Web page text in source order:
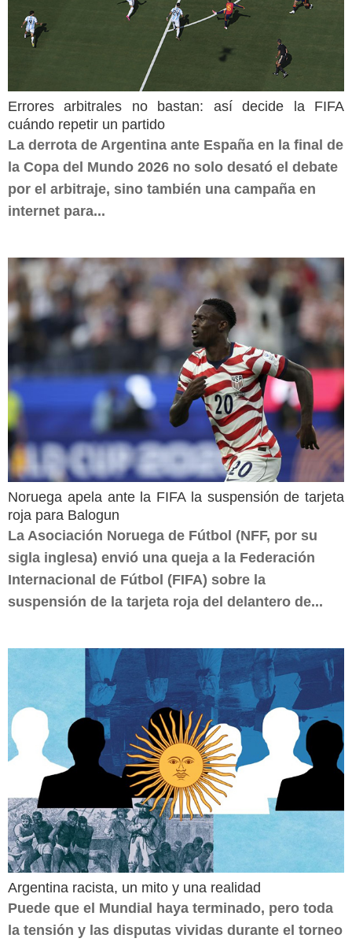
Errores arbitrales no bastan: así decide la FIFA
cuándo repetir un partido
La derrota de Argentina ante España en la final de
la Copa del Mundo 2026 no solo desató el debate
por el arbitraje, sino también una campaña en
internet para...
Noruega apela ante la FIFA la suspensión de tarjeta
roja para Balogun
La Asociación Noruega de Fútbol (NFF, por su
sigla inglesa) envió una queja a la Federación
Internacional de Fútbol (FIFA) sobre la
suspensión de la tarjeta roja del delantero de...
Argentina racista, un mito y una realidad
Puede que el Mundial haya terminado, pero toda
la tensión y las disputas vividas durante el torneo